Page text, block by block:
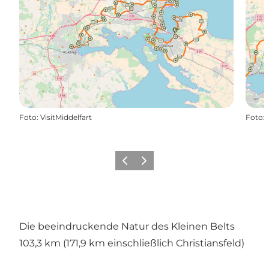
Foto: VisitMiddelfart Foto:
ZurückWeiter
Die beeindruckende Natur des Kleinen Belts
103,3 km (171,9 km einschließlich Christiansfeld)